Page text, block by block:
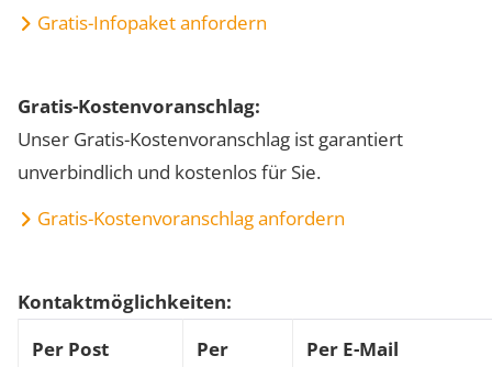
Gratis-Infopaket anfordern
Gratis-Kostenvoranschlag:
Unser Gratis-Kostenvoranschlag ist garantiert
unverbindlich und kostenlos für Sie.
Gratis-Kostenvoranschlag anfordern
Kontaktmöglichkeiten:
Per Post
Per
Per E-Mail